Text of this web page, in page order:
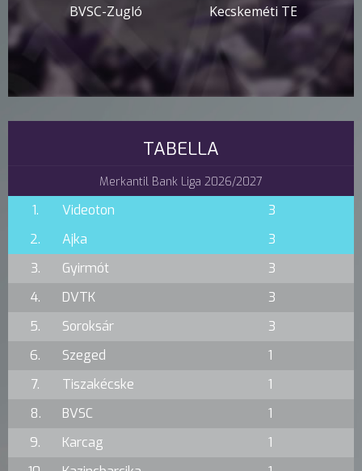
BVSC-Zugló Kecskeméti TE
TABELLA
Merkantil Bank Liga 2026/2027
1. Videoton
3
2.
Ajka
3
3.
Gyirmót
3
4.
DVTK
3
5.
Soroksár
3
6.
Szeged
1
7.
Tiszakécske
1
8.
BVSC
1
9.
Karcag
1